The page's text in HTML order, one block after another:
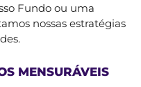
Fundo ou uma
nossas estratégias
MENSURÁVEIS